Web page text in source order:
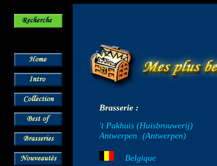
Brasserie :
't Pakhuis (Huisbrouwerij)
Antwerpen (Antwerpen)
Belgique